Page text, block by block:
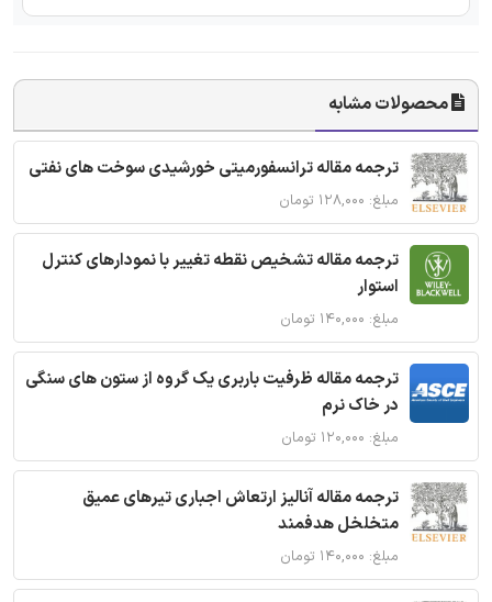
محصولات مشابه
ترجمه مقاله ترانسفورمیتی خورشیدی سوخت های نفتی
مبلغ: ۱۲۸,۰۰۰ تومان
ترجمه مقاله تشخیص نقطه تغییر با نمودارهای کنترل
استوار
مبلغ: ۱۴۰,۰۰۰ تومان
ترجمه مقاله ظرفیت باربری یک گروه از ستون های سنگی
در خاک نرم
مبلغ: ۱۲۰,۰۰۰ تومان
ترجمه مقاله آنالیز ارتعاش اجباری تیرهای عمیق
متخلخل هدفمند
مبلغ: ۱۴۰,۰۰۰ تومان